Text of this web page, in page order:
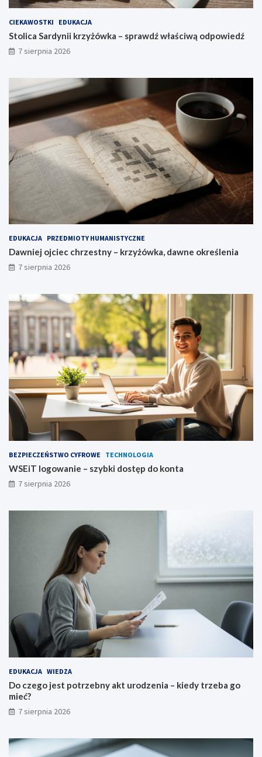
CIEKAWOSTKI EDUKACJA
Stolica Sardynii krzyżówka – sprawdź właściwą odpowiedź
7 sierpnia 2026
EDUKACJA PRZEDMIOTY HUMANISTYCZNE
Dawniej ojciec chrzestny – krzyżówka, dawne określenia
7 sierpnia 2026
BEZPIECZEŃSTWO CYFROWE TECHNOLOGIA
WSEiT logowanie – szybki dostęp do konta
7 sierpnia 2026
EDUKACJA WIEDZA
Do czego jest potrzebny akt urodzenia – kiedy trzeba go
mieć?
7 sierpnia 2026